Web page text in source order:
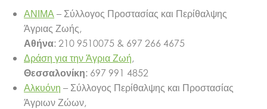
ΑΝΙΜΑ – Σύλλογος Προστασίας και Περίθαλψης
Άγριας Ζωής,
Αθήνα: 210 9510075 & 697 266 4675
Δράση για την Άγρια Ζωή,
Θεσσαλονίκη: 697 991 4852
Αλκυόνη – Σύλλογος Περίθαλψης και Προστασίας
Άγριων Ζώων,